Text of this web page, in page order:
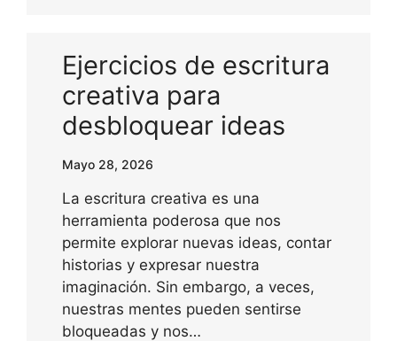
Ejercicios de escritura
creativa para
desbloquear ideas
Mayo 28, 2026
La escritura creativa es una
herramienta poderosa que nos
permite explorar nuevas ideas, contar
historias y expresar nuestra
imaginación. Sin embargo, a veces,
nuestras mentes pueden sentirse
bloqueadas y nos…